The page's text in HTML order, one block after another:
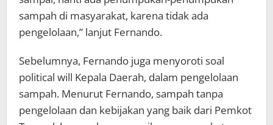
sampah di masyarakat, karena tidak ada
pengelolaan,” lanjut Fernando.
Sebelumnya, Fernando juga menyoroti soal
political will Kepala Daerah, dalam pengelolaan
sampah. Menurut Fernando, sampah tanpa
pengelolaan dan kebijakan yang baik dari Pemkot